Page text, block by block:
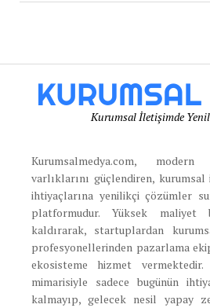
Kurumsal İletişimde
Kurumsalmedya.com,
varlıklarını güçlendiren,
ihtiyaçlarına yenilikçi çözümler
platformudur. Yüksek maliyet
kaldırarak, startuplardan
profesyonellerinden pazarlama
ekosisteme hizmet vermektedir.
mimarisiyle sadece bugünün
kalmayıp, gelecek nesil yapay